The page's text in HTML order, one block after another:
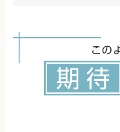
イズが効果的ですが